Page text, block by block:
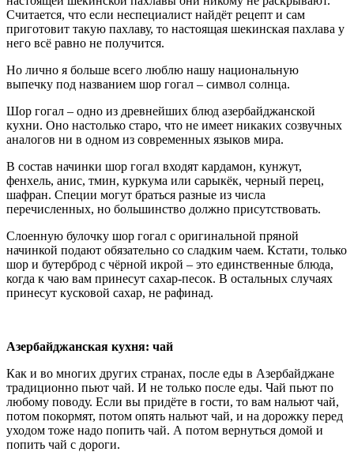
Считается, что если неспециалист найдёт рецепт и сам
приготовит такую пахлаву, то настоящая шекинская пахлава у
него всё равно не получится.
Но лично я больше всего люблю нашу национальную
выпечку под названием шор гогал – символ солнца.
Шор гогал – одно из древнейших блюд азербайджанской
кухни. Оно настолько старо, что не имеет никаких созвучных
аналогов ни в одном из современных языков мира.
В состав начинки шор гогал входят кардамон, кунжут,
фенхель, анис, тмин, куркума или сарыкёк, черный перец,
шафран. Специи могут браться разные из числа
перечисленных, но большинство должно присутствовать.
Слоенную булочку шор гогал с оригинальной пряной
начинкой подают обязательно со сладким чаем. Кстати, только
шор и бутерброд с чёрной икрой – это единственные блюда,
когда к чаю вам принесут сахар-песок. В остальных случаях
принесут кусковой сахар, не рафинад.
Азербайджанская кухня: чай
Как и во многих других странах, после еды в Азербайджане
традиционно пьют чай. И не только после еды. Чай пьют по
любому поводу. Если вы придёте в гости, то вам нальют чай,
потом покормят, потом опять нальют чай, и на дорожку перед
уходом тоже надо попить чай. А потом вернуться домой и
попить чай с дороги.